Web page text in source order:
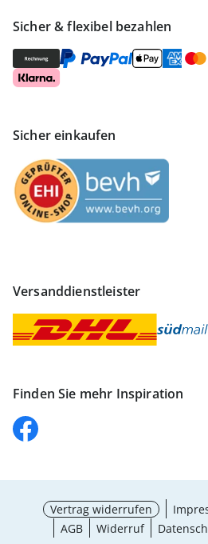
Sicher & flexibel bezahlen
Sicher einkaufen
Versanddienstleister
Finden Sie mehr Inspiration
Vertrag widerrufen
AGB
Widerruf